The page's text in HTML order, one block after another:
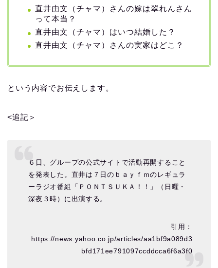
直井由文（チャマ）さんの嫁は翠れんさん
って本当？
直井由文（チャマ）はいつ結婚した？
直井由文（チャマ）さんの実家はどこ？
という内容でお伝えします。
<追記＞
６日、グループの公式サイトで活動再開すること
を発表した。直井は７日のｂａｙｆｍのレギュラ
ーラジオ番組「ＰＯＮＴＳＵＫＡ！！」（日曜・
深夜３時）に出演する。
引用：
https://news.yahoo.co.jp/articles/aa1bf9a089d3
bfd171ee791097ccddcca6f6a3f0